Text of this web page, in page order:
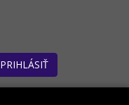
PRIHLÁSIŤ